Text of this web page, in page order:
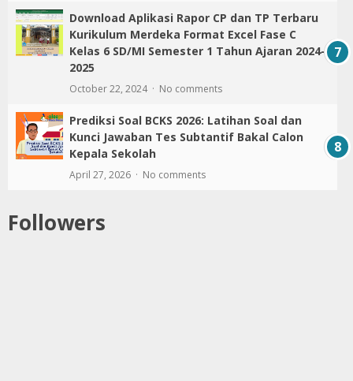
Download Aplikasi Rapor CP dan TP Terbaru
Kurikulum Merdeka Format Excel Fase C
Kelas 6 SD/MI Semester 1 Tahun Ajaran 2024-
2025
October 22, 2024 No comments
Prediksi Soal BCKS 2026: Latihan Soal dan
Kunci Jawaban Tes Subtantif Bakal Calon
Kepala Sekolah
April 27, 2026 No comments
Followers